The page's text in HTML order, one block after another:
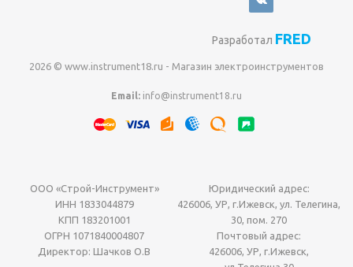
Разработал FRED
2026 © www.instrument18.ru - Магазин электроинструментов
Email: info@instrument18.ru
ООО «Строй-Инструмент»
ИНН 1833044879
КПП 183201001
ОГРН 1071840004807
Директор: Шачков О.В
Юридический адрес:
426006, УР, г.Ижевск, ул. Телегина,
30, пом. 270
Почтовый адрес:
426006, УР, г.Ижевск,